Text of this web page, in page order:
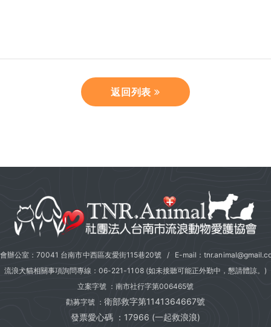
返回列表
辦公室：70041 台南市中西區友愛街115巷20號 / E-mail：
流浪犬貓相關事項詢問專線：06-221-1108(如未接聽可能正外勤中，懇請體諒。)
立案字號 ：南市社行字第006465號
勸募字號 ： 衛部救字第1141364667號
發票愛心碼 ：17966 (一起救浪浪)